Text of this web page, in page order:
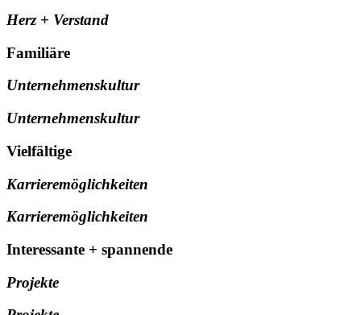
Herz + Verstand
Familiäre
Unternehmenskultur
Unternehmenskultur
Vielfältige
Karrieremöglichkeiten
Karrieremöglichkeiten
Interessante + spannende
Projekte